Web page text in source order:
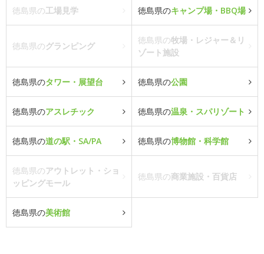
徳島県の工場見学 徳島県のキャンプ場・BBQ場
徳島県のグランピング
徳島県の牧場・レジャー＆リ
ゾート施設
徳島県のタワー・展望台 徳島県の公園
徳島県のアスレチック 徳島県の温泉・スパリゾート
徳島県の道の駅・SA/PA 徳島県の博物館・科学館
徳島県のアウトレット・ショ
ッピングモール
徳島県の商業施設・百貨店
徳島県の美術館